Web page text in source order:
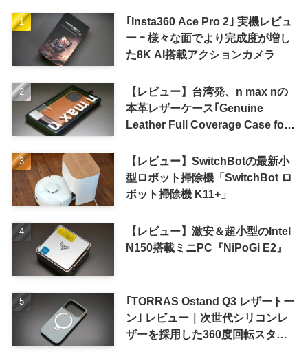
｢Insta360 Ace Pro 2｣ 実機レビュ
ー ｰ 様々な面でより完成度が増し
た8K AI搭載アクションカメラ
【レビュー】台湾発、n max nの
本革レザーケース｢Genuine
Leather Full Coverage Case for
【レビュー】SwitchBotの最新小
型ロボット掃除機「SwitchBot ロ
ボット掃除機 K11+」
【レビュー】激安＆超小型のIntel
N150搭載ミニPC『NiPoGi E2』
｢TORRAS Ostand Q3 レザートー
ン｣ レビュー｜次世代シリコンレ
ザーを採用した360度回転スタン